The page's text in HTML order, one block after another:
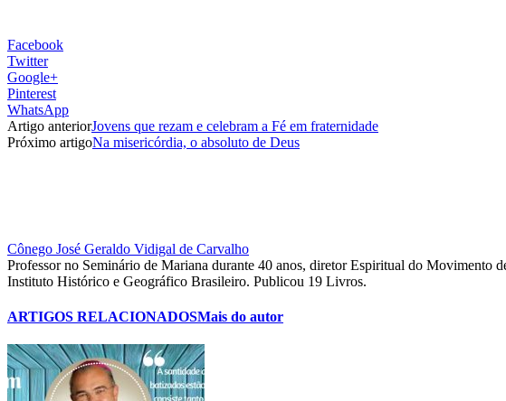
Facebook
Twitter
Google+
Pinterest
WhatsApp
Artigo anteriorJovens que rezam e celebram a Fé em fraternidade
Próximo artigoNa misericórdia, o absoluto de Deus
Cônego José Geraldo Vidigal de Carvalho
Professor no Seminário de Mariana durante 40 anos, diretor Espiritual do Movimento
Instituto Histórico e Geográfico Brasileiro. Publicou 19 Livros.
ARTIGOS RELACIONADOSMais do autor